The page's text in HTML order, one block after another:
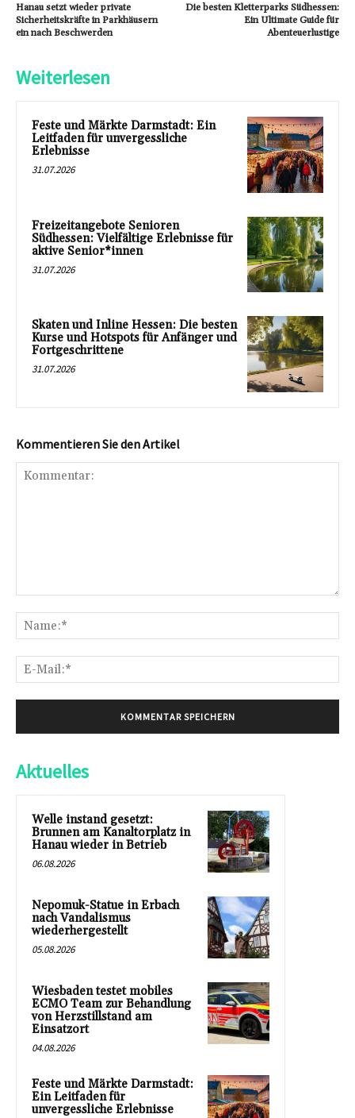
Hanau setzt wieder private
Sicherheitskräfte in Parkhäusern
ein nach Beschwerden
Die besten Kletterparks Südhessen:
Ein Ultimate Guide für
Abenteuerlustige
Weiterlesen
Feste und Märkte Darmstadt: Ein
Leitfaden für unvergessliche
Erlebnisse
31.07.2026
Freizeitangebote Senioren
Südhessen: Vielfältige Erlebnisse für
aktive Senior*innen
31.07.2026
Skaten und Inline Hessen: Die besten
Kurse und Hotspots für Anfänger und
Fortgeschrittene
31.07.2026
Kommentieren Sie den Artikel
Aktuelles
Welle instand gesetzt:
Brunnen am Kanaltorplatz in
Hanau wieder in Betrieb
06.08.2026
Nepomuk-Statue in Erbach
nach Vandalismus
wiederhergestellt
05.08.2026
Wiesbaden testet mobiles
ECMO Team zur Behandlung
von Herzstillstand am
Einsatzort
04.08.2026
Feste und Märkte Darmstadt:
Ein Leitfaden für
unvergessliche Erlebnisse